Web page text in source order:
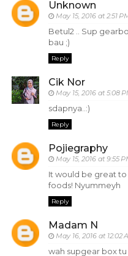
Unknown
May 15, 2016 at 2:51
Betul2 .. Sup
bau ;)
Reply
Cik Nor
May 15, 2016 at 5:08
sdapnya..:)
Reply
Pojiegraphy
May 15, 2016 at 9:55
It would be great to
foods! Nyummeyh
Reply
Madam N
May 16, 2016 at 12:02
wah supgear box